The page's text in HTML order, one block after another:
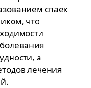
спаек
что
а
лечения